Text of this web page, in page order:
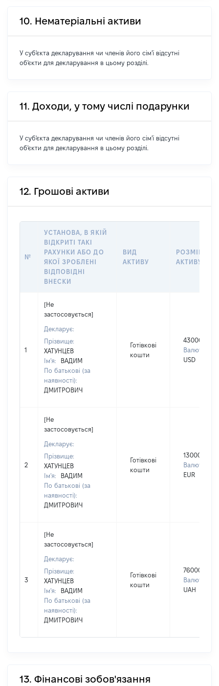
10. Нематеріальні активи
У суб'єкта декларування чи членів його сім'ї відсутні
об'єкти для декларування в цьому розділі.
11. Доходи, у тому числі подарунки
У суб'єкта декларування чи членів його сім'ї відсутні
об'єкти для декларування в цьому розділі.
12. Грошові активи
№
УСТАНОВА, В ЯКІЙ
ВІДКРИТІ ТАКІ
РАХУНКИ АБО ДО
ЯКОЇ ЗРОБЛЕНІ
ВІДПОВІДНІ
ВНЕСКИ
ВИД
АКТИВУ
РОЗМІР
АКТИВУ
1
[Не
застосовується]
Декларує:
Прізвище:
ХАТУНЦЕВ
Ім'я:
ВАДИМ
По батькові (за
наявності):
ДМИТРОВИЧ
Готівкові
кошти
43000
Валюта:
USD
2
[Не
застосовується]
Декларує:
Прізвище:
ХАТУНЦЕВ
Ім'я:
ВАДИМ
По батькові (за
наявності):
ДМИТРОВИЧ
Готівкові
кошти
13000
Валюта:
EUR
3
[Не
застосовується]
Декларує:
Прізвище:
ХАТУНЦЕВ
Ім'я:
ВАДИМ
По батькові (за
наявності):
ДМИТРОВИЧ
Готівкові
кошти
760000
Валюта:
UAH
13. Фінансові зобов'язання